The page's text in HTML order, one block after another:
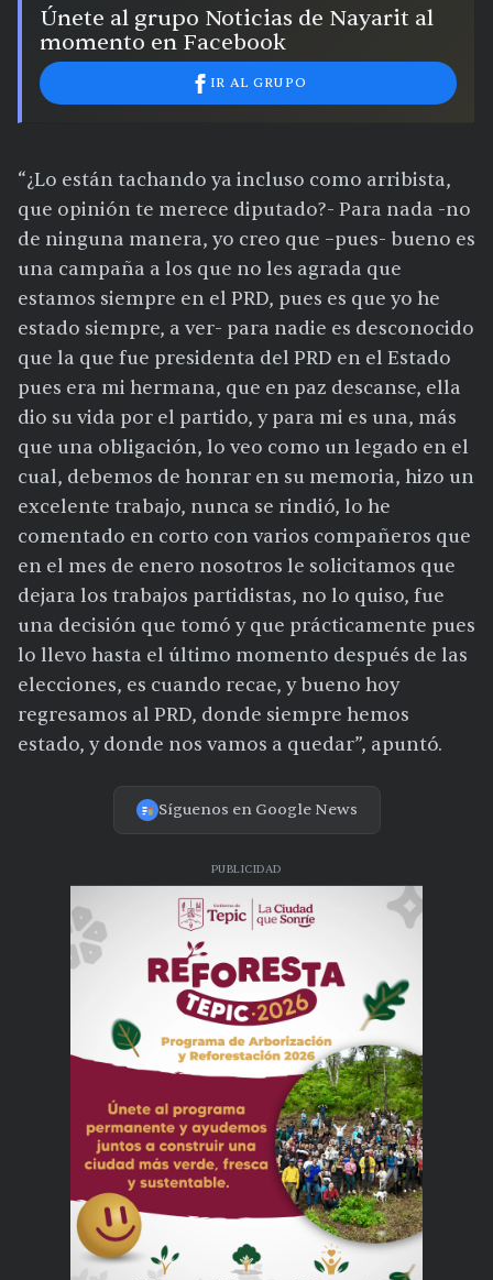
Únete al grupo Noticias de Nayarit al
momento en Facebook
IR AL GRUPO
“¿Lo están tachando ya incluso como arribista,
que opinión te merece diputado?- Para nada -no
de ninguna manera, yo creo que –pues- bueno es
una campaña a los que no les agrada que
estamos siempre en el PRD, pues es que yo he
estado siempre, a ver- para nadie es desconocido
que la que fue presidenta del PRD en el Estado
pues era mi hermana, que en paz descanse, ella
dio su vida por el partido, y para mi es una, más
que una obligación, lo veo como un legado en el
cual, debemos de honrar en su memoria, hizo un
excelente trabajo, nunca se rindió, lo he
comentado en corto con varios compañeros que
en el mes de enero nosotros le solicitamos que
dejara los trabajos partidistas, no lo quiso, fue
una decisión que tomó y que prácticamente pues
lo llevo hasta el último momento después de las
elecciones, es cuando recae, y bueno hoy
regresamos al PRD, donde siempre hemos
estado, y donde nos vamos a quedar”, apuntó.
Síguenos en Google News
PUBLICIDAD